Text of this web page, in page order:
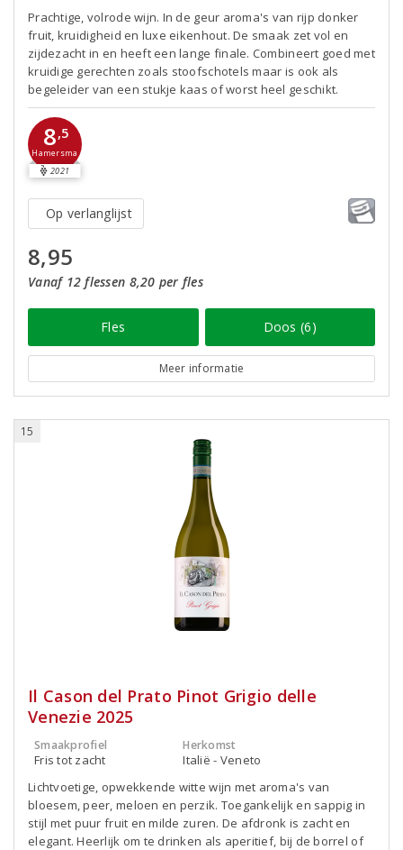
Prachtige, volrode wijn. In de geur aroma's van rijp donker
fruit, kruidigheid en luxe eikenhout. De smaak zet vol en
zijdezacht in en heeft een lange finale. Combineert goed met
kruidige gerechten zoals stoofschotels maar is ook als
begeleider van een stukje kaas of worst heel geschikt.
8,5
Hamersma
2021
Op verlanglijst
8,95
Vanaf 12 flessen 8,20 per fles
Fles Doos (6)
Meer informatie
15
Il Cason del Prato Pinot Grigio delle
Venezie 2025
Smaakprofiel
Fris tot zacht
Herkomst
Italië - Veneto
Lichtvoetige, opwekkende witte wijn met aroma's van
bloesem, peer, meloen en perzik. Toegankelijk en sappig in
stijl met puur fruit en milde zuren. De afdronk is zacht en
elegant. Heerlijk om te drinken als aperitief, bij de borrel of